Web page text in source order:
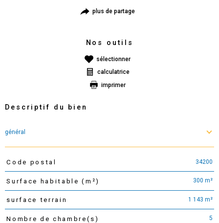
plus de partage
Nos outils
sélectionner
calculatrice
imprimer
Descriptif du bien
général
TRAD_PAMPERO_Caracteristique
Code postal 34200
Surface habitable (m²) 300 m²
surface terrain 1 143 m²
Nombre de chambre(s) 5